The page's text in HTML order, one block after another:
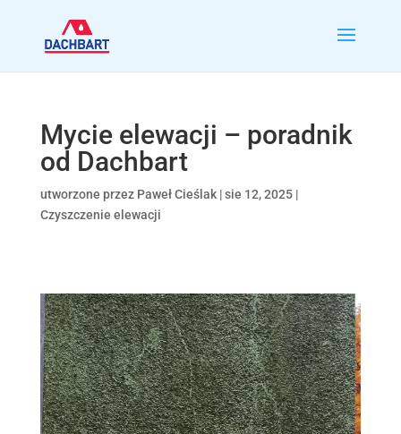
Mycie elewacji – poradnik
od Dachbart
utworzone przez Paweł Cieślak|sie 12, 2025|
Czyszczenie elewacji